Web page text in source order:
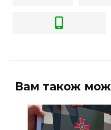
Вам також